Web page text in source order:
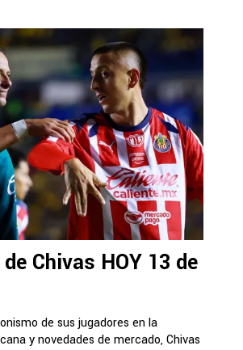
Chivas HOY 13 de
de sus jugadores en la
y novedades de mercado, Chivas